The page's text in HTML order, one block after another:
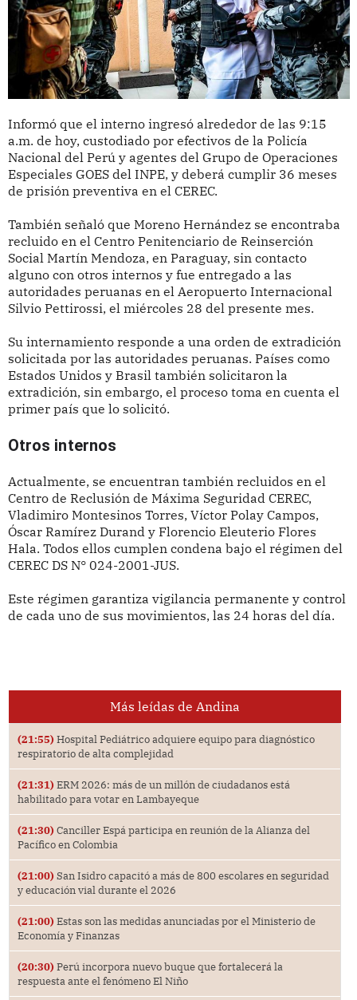
Informó que el interno ingresó alrededor de las 9:15
a.m. de hoy, custodiado por efectivos de la Policía
Nacional del Perú y agentes del Grupo de Operaciones
Especiales GOES del INPE, y deberá cumplir 36 meses
de prisión preventiva en el CEREC.
También señaló que Moreno Hernández se encontraba
recluido en el Centro Penitenciario de Reinserción
Social Martín Mendoza, en Paraguay, sin contacto
alguno con otros internos y fue entregado a las
autoridades peruanas en el Aeropuerto Internacional
Silvio Pettirossi, el miércoles 28 del presente mes.
Su internamiento responde a una orden de extradición
solicitada por las autoridades peruanas. Países como
Estados Unidos y Brasil también solicitaron la
extradición, sin embargo, el proceso toma en cuenta el
primer país que lo solicitó.
Otros internos
Actualmente, se encuentran también recluidos en el
Centro de Reclusión de Máxima Seguridad CEREC,
Vladimiro Montesinos Torres, Víctor Polay Campos,
Óscar Ramírez Durand y Florencio Eleuterio Flores
Hala. Todos ellos cumplen condena bajo el régimen del
CEREC DS N° 024-2001-JUS.
Este régimen garantiza vigilancia permanente y control
de cada uno de sus movimientos, las 24 horas del día.
Más leídas de Andina
(21:55) Hospital Pediátrico adquiere equipo para diagnóstico
respiratorio de alta complejidad
(21:31) ERM 2026: más de un millón de ciudadanos está
habilitado para votar en Lambayeque
(21:30) Canciller Espá participa en reunión de la Alianza del
Pacífico en Colombia
(21:00) San Isidro capacitó a más de 800 escolares en seguridad
y educación vial durante el 2026
(21:00) Estas son las medidas anunciadas por el Ministerio de
Economía y Finanzas
(20:30) Perú incorpora nuevo buque que fortalecerá la
respuesta ante el fenómeno El Niño